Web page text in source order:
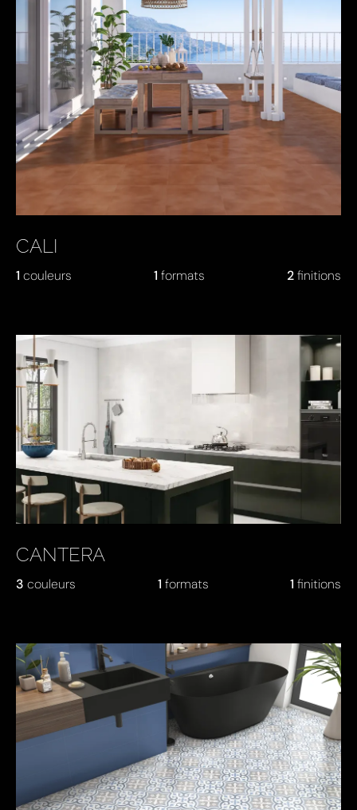
CALI
1 couleurs 1 formats 2finitions
CANTERA
3 couleurs 1 formats 1 finitions